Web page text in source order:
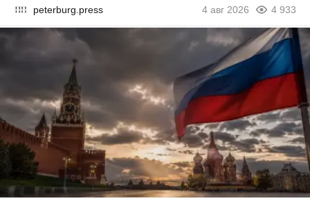
peterburg.press 4 авг 2026 4 933